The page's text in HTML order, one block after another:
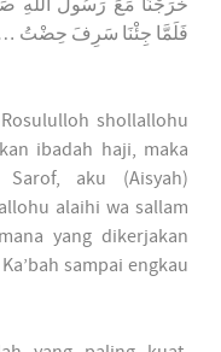
خَرَجْنَا مَعَ رَسُولُ اللَّهِ
فَلَمَّا جِئْنَا سَرِفَ حِضْتُ …
shollallohu
ibadah haji, maka
aku (Aisyah)
alaihi wa sallam
yang dikerjakan
sampai engkau